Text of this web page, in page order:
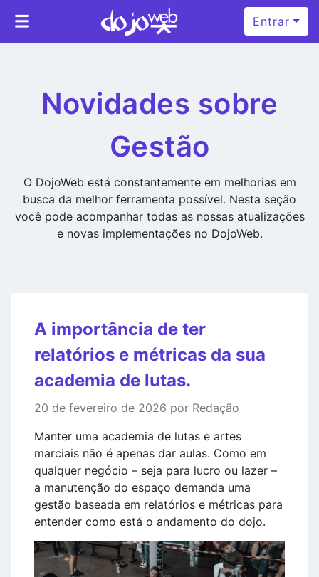
Entrar
Novidades sobre
Gestão
O DojoWeb está constantemente em melhorias em
busca da melhor ferramenta possível. Nesta seção
você pode acompanhar todas as nossas atualizações
e novas implementações no DojoWeb.
A importância de ter
relatórios e métricas da sua
academia de lutas.
20 de fevereiro de 2026 por Redação
Manter uma academia de lutas e artes
marciais não é apenas dar aulas. Como em
qualquer negócio – seja para lucro ou lazer –
a manutenção do espaço demanda uma
gestão baseada em relatórios e métricas para
entender como está o andamento do dojo.